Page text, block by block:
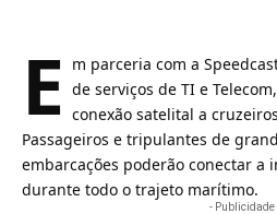
E
m parceria com a
de serviços de TI e
conexão satelital a
Passageiros e tripulantes de
embarcações poderão conectar a
durante todo o trajeto marítimo.
- Publicidade